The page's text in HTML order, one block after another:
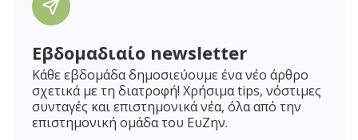
Εβδομαδιαίο newsletter
Κάθε εβδομάδα δημοσιεύουμε ένα νέο άρθρο
σχετικά με τη διατροφή! Χρήσιμα tips, νόστιμες
συνταγές και επιστημονικά νέα, όλα από την
επιστημονική ομάδα του ΕυΖην.